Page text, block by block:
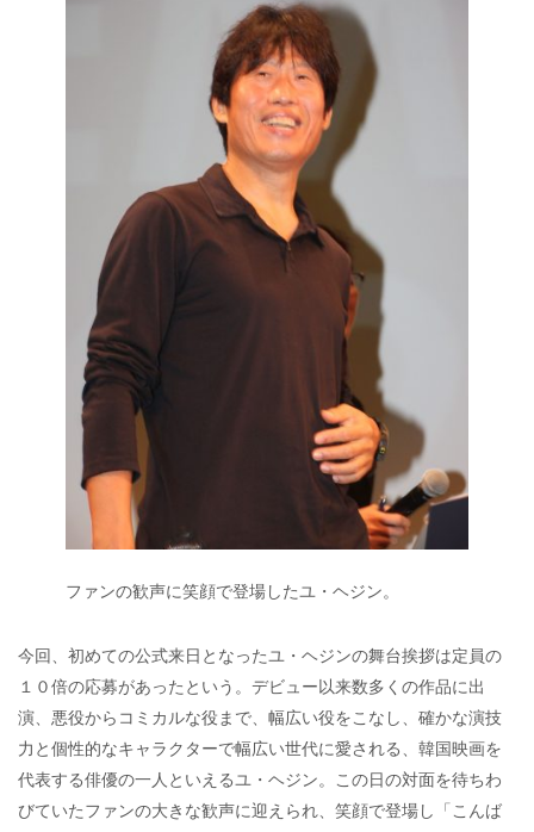
ファンの歓声に笑顔で登場したユ・ヘジン。
今回、初めての公式来日となったユ・ヘジンの舞台挨拶は定員の
１０倍の応募があったという。デビュー以来数多くの作品に出
演、悪役からコミカルな役まで、幅広い役をこなし、確かな演技
力と個性的なキャラクターで幅広い世代に愛される、韓国映画を
代表する俳優の一人といえるユ・ヘジン。この日の対面を待ちわ
びていたファンの大きな歓声に迎えられ、笑顔で登場し「こんば